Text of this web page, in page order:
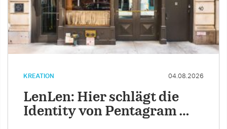
KREATION 04.08.2026
LenLen: Hier schlägt die
Identity von Pentagram …